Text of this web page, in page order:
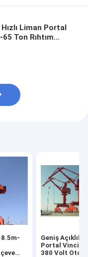
Liman Portal
Ton Rıhtım
8.5m-
Geniş
Portal Vinci
380 Volt